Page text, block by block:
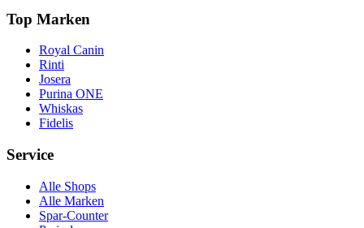
Top Marken
Royal Canin
Rinti
Josera
Purina ONE
Whiskas
Fidelis
Service
Alle Shops
Alle Marken
Spar-Counter